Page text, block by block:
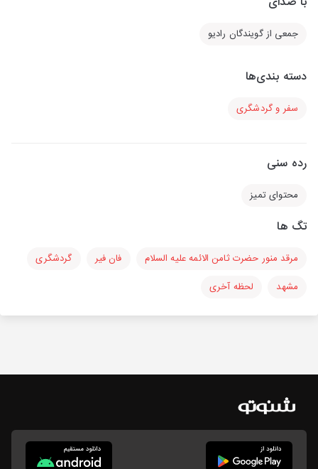
جمعی از گویندگان رادیو
دسته بندی‌ها
سفر و گردشگری
رده سنی
محتوای تمیز
تگ ها
مرقد منور حضرت ثامن الائمه علیه السلام فان فیر
گردشگری
مشهد
لحظه آخری